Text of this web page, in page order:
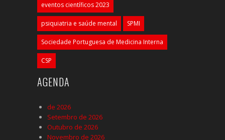
eventos científicos 2023
psiquiatria e saúde mental SPMI
Sociedade Portuguesa de Medicina Interna
CSP
AGENDA
de 2026
Setembro de 2026
Outubro de 2026
Novembro de 2026